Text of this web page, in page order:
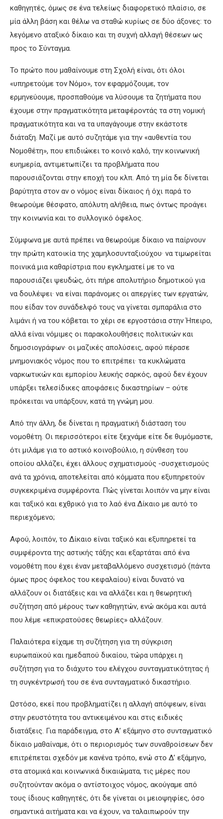
καθηγητές, όμως σε ένα τελείως διαφορετικό πλαίσιο, σε
μία άλλη βάση και θέλω να σταθώ κυρίως σε δύο άξονες: το
λεγόμενο αταξικό δίκαιο και τη συχνή αλλαγή θέσεων ως
προς το Σύνταγμα.
Το πρώτο που μαθαίνουμε στη Σχολή είναι, ότι όλοι
«υπηρετούμε τον Νόμο», τον εφαρμόζουμε, τον
ερμηνεύουμε, προσπαθούμε να λύσουμε τα ζητήματα που
έχουμε στην πραγματικότητα μεταφέροντάς τα στη νομική
πραγματικότητα και να τα υπαγάγουμε στην εκάστοτε
διάταξη. Μαζί με αυτό συζητάμε για την «αυθεντία του
Νομοθέτη», που επιδιώκει το κοινό καλό, την κοινωνική
ευημερία, αντιμετωπίζει τα προβλήματα που
παρουσιάζονται στην εποχή του κλπ. Από τη μία δε δίνεται
βαρύτητα στον αν ο νόμος είναι δίκαιος ή όχι παρά το
θεωρούμε θέσφατο, απόλυτη αλήθεια, πως όντως προάγει
την κοινωνία και το συλλογικό όφελος.
Σύμφωνα με αυτά πρέπει να θεωρούμε δίκαιο να παίρνουν
την πρώτη κατοικία της χαμηλοσυνταξιούχου· να τιμωρείται
ποινικά μια καθαρίστρια που εγκληματεί με το να
παρουσιάζει ψευδώς, ότι πήρε απολυτήριο δημοτικού για
να δουλέψει· να είναι παράνομες οι απεργίες των εργατών,
που είδαν τον συνάδελφό τους να γίνεται σμπαράλια στο
λιμάνι ή να του κόβεται το χέρι σε εργοστάσια στην Ήπειρο,
αλλά είναι νόμιμες οι παρακολουθήσεις πολιτικών και
δημοσιογράφων· οι μαζικές απολύσεις, αφού πέρασε
μνημονιακός νόμος που το επιτρέπει· τα κυκλώματα
ναρκωτικών και εμπορίου λευκής σαρκός, αφού δεν έχουν
υπάρξει τελεσίδικες αποφάσεις δικαστηρίων – ούτε
πρόκειται να υπάρξουν, κατά τη γνώμη μου.
Από την άλλη, δε δίνεται η πραγματική διάσταση του
νομοθέτη. Οι περισσότεροι είτε ξεχνάμε είτε δε θυμόμαστε,
ότι μιλάμε για το αστικό κοινοβούλιο, η σύνθεση του
οποίου αλλάζει, έχει άλλους σχηματισμούς -συσχετισμούς
ανά τα χρόνια, αποτελείται από κόμματα που εξυπηρετούν
συγκεκριμένα συμφέροντα. Πώς γίνεται λοιπόν να μην είναι
και ταξικό και εχθρικό για το λαό ένα Δίκαιο με αυτό το
περιεχόμενο;
Αφού, λοιπόν, το Δίκαιο είναι ταξικό και εξυπηρετεί τα
συμφέροντα της αστικής τάξης και εξαρτάται από ένα
νομοθέτη που έχει έναν μεταβαλλόμενο συσχετισμό (πάντα
όμως προς όφελος του κεφαλαίου) είναι δυνατό να
αλλάζουν οι διατάξεις και να αλλάζει και η θεωρητική
συζήτηση από μέρους των καθηγητών, ενώ ακόμα και αυτά
που λέμε «επικρατούσες θεωρίες» αλλάζουν.
Παλαιότερα είχαμε τη συζήτηση για τη σύγκριση
ευρωπαϊκού και ημεδαπού δικαίου, τώρα υπάρχει η
συζήτηση για το διάχυτο του ελέγχου συνταγματικότητας ή
τη συγκέντρωσή του σε ένα συνταγματικό δικαστήριο.
Ωστόσο, εκεί που προβληματίζει η αλλαγή απόψεων, είναι
στην ρευστότητα του αντικειμένου και στις ειδικές
διατάξεις. Για παράδειγμα, στο Α’ εξάμηνο στο συνταγματικό
δίκαιο μαθαίναμε, ότι ο περιορισμός των συναθροίσεων δεν
επιτρέπεται σχεδόν με κανένα τρόπο, ενώ στο Δ’ εξάμηνο,
στα ατομικά και κοινωνικά δικαιώματα, τις μέρες που
συζητούνταν ακόμα ο αντίστοιχος νόμος, ακούγαμε από
τους ίδιους καθηγητές, ότι δε γίνεται οι μειοψηφίες, όσο
σημαντικά αιτήματα και να έχουν, να ταλαιπωρούν την